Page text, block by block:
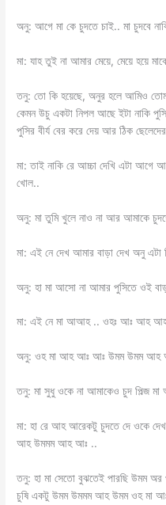
অনু: আগে মা কে চুদতে চাই.. মা চুদবে
মা: যাহ তুই না আমার মেয়ে, মেয়ে হয়ে
তনু: তো কি হয়েছে, অনুর হলে আমিও
কেমন উচু একটা নিপল আছে ইটা নাকি
পুসির বীর্য বের করে দেয় আর ঠিক
মা: তাই নাকি রে আচ্চা দেখি এটা আগে
খোল..
অনু: মা তুমি খুলে নাও না আর আমাকে
মা: এই নে দেখ আমার বাড়া দেখ অনু
অনু: হা মা আসো না আমার পুসিতে ওই
মা: এই নে মা আআহ .. ওহঃ আঃ আহ
অনু: ওহ মা আহ আঃ আঃ উমম উমম
তনু: মা সুধু ওকে না আমাকেও চুদ পিল্জ
মা: হা রে আহ আরেকটু চুদতে দে ওকে
আহ উমমম আহ আঃ ..
তনু: হা মা সেতো বুঝতেই পারছি উমম অর
চুষি একটু উমম উমমম আহ উমম ওহ মা